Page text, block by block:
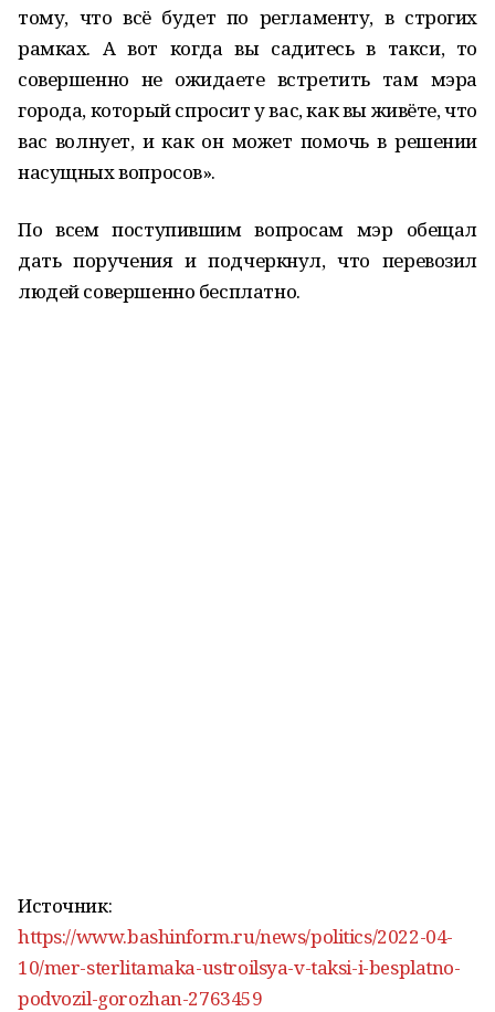
тому, что всё будет по регламенту, в строгих
рамках. А вот когда вы садитесь в такси, то
совершенно не ожидаете встретить там мэра
города, который спросит у вас, как вы живёте, что
вас волнует, и как он может помочь в решении
насущных вопросов».
По всем поступившим вопросам мэр обещал
дать поручения и подчеркнул, что перевозил
людей совершенно бесплатно.
Источник:
https://www.bashinform.ru/news/politics/2022-04-
10/mer-sterlitamaka-ustroilsya-v-taksi-i-besplatno-
podvozil-gorozhan-2763459